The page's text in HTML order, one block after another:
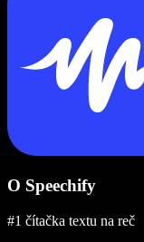
O Speechify
#1 čítačka textu na reč